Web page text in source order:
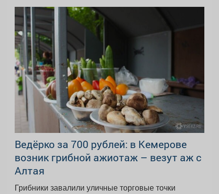
Ведёрко за 700 рублей: в Кемерове
возник грибной ажиотаж – везут аж с
Алтая
Грибники завалили уличные торговые точки